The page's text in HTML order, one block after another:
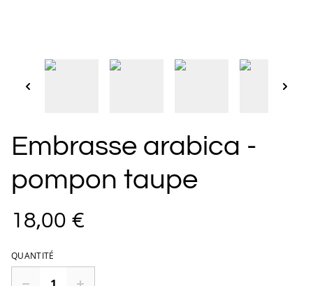
Embrasse arabica -
pompon taupe
18,00 €
QUANTITÉ